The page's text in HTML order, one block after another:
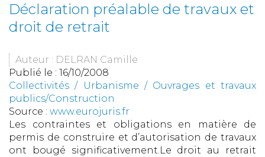
Déclaration préalable de travaux et
droit de retrait
Auteur : DELRAN Camille
Publié le : 16/10/2008
Collectivités / Urbanisme / Ouvrages et travaux
publics/Construction
Source : www.eurojuris.fr
Les contraintes et obligations en matière de
permis de construire et d’autorisation de travaux
ont bougé significativement.Le droit au retrait